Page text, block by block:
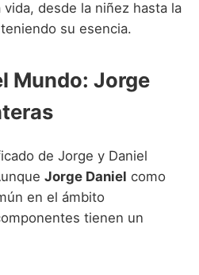
desde la niñez hasta la
su esencia.
Mundo: Jorge
de Jorge y Daniel
Jorge Daniel como
en el ámbito
tienen un